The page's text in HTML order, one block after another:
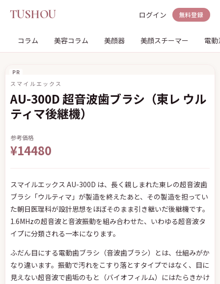
TUSHOU ログイン 無料登録
コラム 美容コラム 美顔器 美顔スチーマー 電
PR
スマイルエックス
AU-300D 超音波歯ブラシ（東レ ウル
ティマ後継機）
参考価格
¥14480
スマイルエックス AU-300D は、長く親しまれた東レの超音波歯
ブラシ「ウルティマ」が製造を終えたあと、その製造を担ってい
た朝日医理科が設計思想をほぼそのまま引き継いだ後継機です。
1.6MHzの超音波と音波振動を組み合わせた、いわゆる超音波タ
イプに分類される一本になります。
ふだん目にする電動歯ブラシ（音波歯ブラシ）とは、仕組みがか
なり違います。振動で汚れをこすり落とすタイプではなく、目に
見えない超音波で歯垢のもと（バイオフィルム）にはたらきかけ